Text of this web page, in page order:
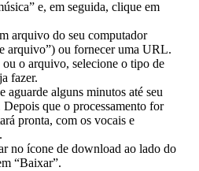
e, em seguida, clique em
arquivo do seu computador
arquivo”) ou fornecer uma URL.
o arquivo, selecione o tipo de
fazer.
aguarde alguns minutos até seu
que o processamento for
pronta, com os vocais e
no ícone de download ao lado do
“Baixar”.